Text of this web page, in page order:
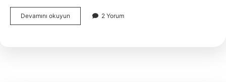
Devamını okuyun
Çalab
2 Yorum